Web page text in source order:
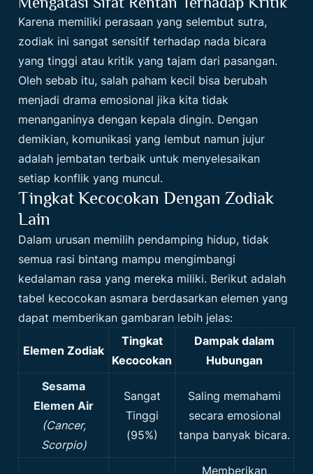
Karena memiliki perasaan yang selembut sutra,
zodiak ini sangat sensitif terhadap nada bicara
yang tinggi atau kritik yang tajam dari pasangan.
Oleh sebab itu, salah paham kecil bisa berubah
menjadi drama emosional jika kita tidak
menanganinya dengan kepala dingin. Dengan
demikian, komunikasi yang lembut namun jujur
adalah jembatan terbaik untuk menyelesaikan
setiap konflik yang muncul.
Tingkat Kecocokan Dengan Zodiak
Lain
Dalam urusan memilih pendamping hidup, tidak
semua rasi bintang mampu mengimbangi
kedalaman rasa yang mereka miliki. Berikut adalah
tabel kecocokan asmara berdasarkan elemen yang
dapat memberikan gambaran lebih jelas:
Elemen Zodiak
Tingkat
Kecocokan
Dampak dalam
Hubungan
Sesama
Elemen Air
(Cancer,
Scorpio)
Sangat
Tinggi
(95%)
Saling memahami
secara emosional
tanpa banyak bicara.
Memberikan